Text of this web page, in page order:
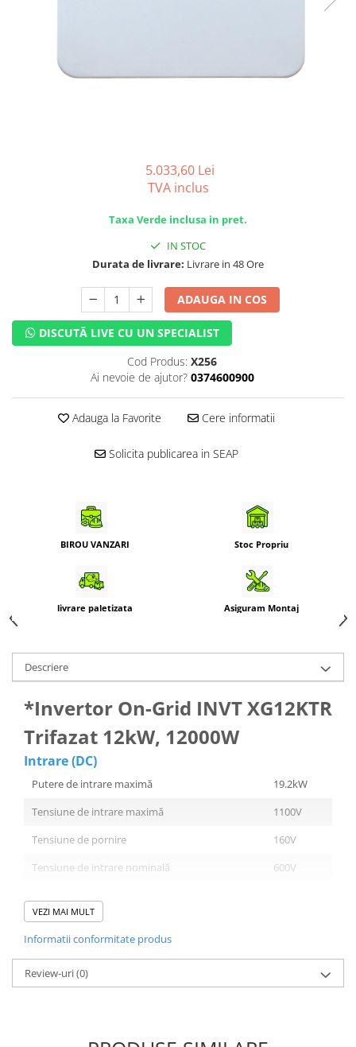
SIGURANTE SI PROTECTII
5.033,60 Lei
TVA inclus
Taxa Verde inclusa in pret.
IN STOC
Durata de livrare: Livrare in 48 Ore
ADAUGA IN COS
DISCUTĂ LIVE CU UN SPECIALIST
Cod Produs: X256
Ai nevoie de ajutor? 0374600900
Adauga la Favorite Cere informatii
Solicita publicarea in SEAP
BIROU VANZARI Stoc Propriu
livrare paletizata Asiguram Montaj
Descriere
*Invertor On-Grid INVT XG12KTR
Trifazat 12kW, 12000W
Intrare (DC)
Putere de intrare maximă
19.2kW
Tensiune de intrare maximă
1100V
Tensiune de pornire
160V
Tensiune de intrare nominală
600V
maxim de putere)
Numărul de urmărire a punctului maxim de
Numărul de șiruri pe MPP Tracker
VEZI MAI MULT
Informatii conformitate produs
Review-uri(0)